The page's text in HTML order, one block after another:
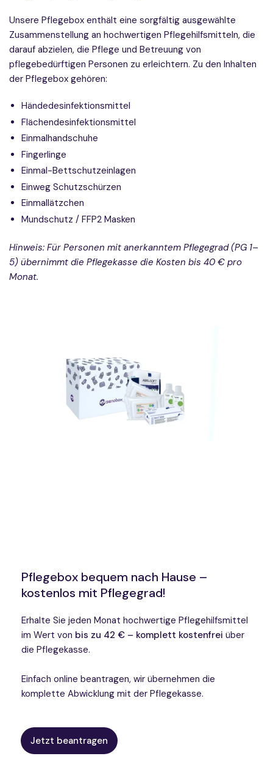
Unsere Pflegebox enthält eine sorgfältig ausgewählte
Zusammenstellung an hochwertigen Pflegehilfsmitteln, die
darauf abzielen, die Pflege und Betreuung von
pflegebedürftigen Personen zu erleichtern. Zu den Inhalten
der Pflegebox gehören:
Händedesinfektionsmittel
Flächendesinfektionsmittel
Einmalhandschuhe
Fingerlinge
Einmal-Bettschutzeinlagen
Einweg Schutzschürzen
Einmallätzchen
Mundschutz / FFP2 Masken
Hinweis: Für Personen mit anerkanntem Pflegegrad (PG 1–
5) übernimmt die Pflegekasse die Kosten bis 40 € pro
Monat.
Pflegebox bequem nach Hause –
kostenlos mit Pflegegrad!
Erhalte Sie jeden Monat hochwertige Pflegehilfsmittel
im Wert von bis zu 42 € – komplett kostenfrei über
die Pflegekasse.
Einfach online beantragen, wir übernehmen die
komplette Abwicklung mit der Pflegekasse.
Jetzt beantragen